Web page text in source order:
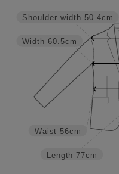
Length 77cm
Waist 56cm
Width 60.5cm
Shoulder width 50.4cm